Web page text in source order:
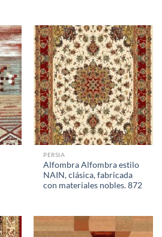
PERSIA
Alfombra Alfombra estilo
NAIN, clásica, fabricada
con materiales nobles. 872